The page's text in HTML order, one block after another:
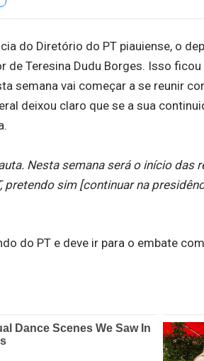
do Diretório do PT piauiense, o
de Teresina Dudu Borges. Isso
semana vai começar a se reunir
deixou claro que se a sua
Nesta semana será o início
pretendo sim [continuar na